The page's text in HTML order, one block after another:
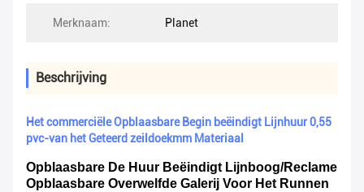
Merknaam: Planet
Beschrijving
Het commerciële Opblaasbare Begin beëindigt Lijnhuur 0,55
pvc-van het Geteerd zeildoekmm Materiaal
Opblaasbare De Huur Beëindigt Lijnboog/Reclame
Opblaasbare Overwelfde Galerij Voor Het Runnen